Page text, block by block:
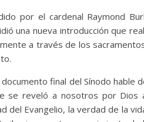
por el cardenal Raymond
una nueva introducción que
a través de los
final del Sínodo hable
se reveló a nosotros por
del Evangelio, la verdad de la